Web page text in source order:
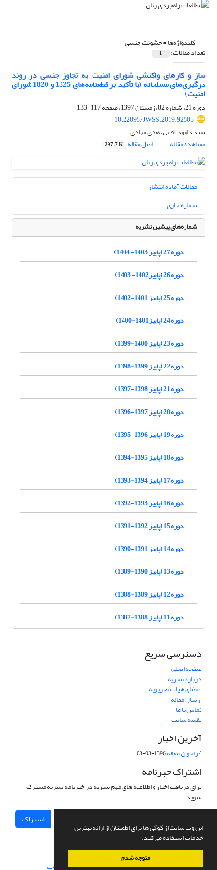
این وب سایت از کوکی ها برای اطمینان از ارائه بهترین
خدمات استفاده می کند.
متوجه شدم
کلیدواژه‌ها =خشونت جنسی
تعداد مقالات: 1
ساز و کارهای واکنشی شورای امنیت به تجاوز جنسی در روند
درگیری‌های مسلحانه (با تأکید بر قطعنامه‌های 1325 و 1820 شورای
امنیت)
دوره 21، شماره 82، زمستان 1397، صفحه
117-133
10.22095/JWSS.2019.92505
سید داوود آقایی، هدی مرادی
مشاهده مقاله
اصل مقاله 297.7 K
مقالات آماده انتشار
شماره جاری
شماره‌های پیشین نشریه
دوره 27 (پاییز 1403- 1404)
دوره 26 (پاییز1402- 1403)
دوره 25 (پاییز 1401-1402)
دوره 24 (پاییز1401-1400)
دوره 23 (پاییز 1400-1399)
دوره 22 (پاییز 1399-1398)
دوره 21 (پاییز 1398-1397)
دوره 20 (پاییز 1397-1396)
دوره 19 (پاییز 1396-1395)
دوره 18 (پاییز 1395-1394)
دوره 17 (پاییز 1394-1393)
دوره 16 (پاییز 1393-1392)
دوره 15 (پاییز 1392-1391)
دوره 14 (پاییز 1391-1390)
دوره 13 (پاییز 1390-1389)
دوره 12 (پاییز 1389-1388)
دوره 11 (پاییز 1388-1387)
دسترسی سریع
صفحه اصلی
درباره نشریه
اعضای هیات تحریریه
ارسال مقاله
تماس با ما
نقشه سایت
آخرین اخبار
فراخوان مقاله1396-03-03
اشتراک خبرنامه
برای دریافت اخبار و اطلاعیه های مهم نشریه در خبرنامه نشریه مشترک
شوید.
اشتراک
سامانه مدیریت نشریات علمی.طراحی و پیاده سازی از سیناوب